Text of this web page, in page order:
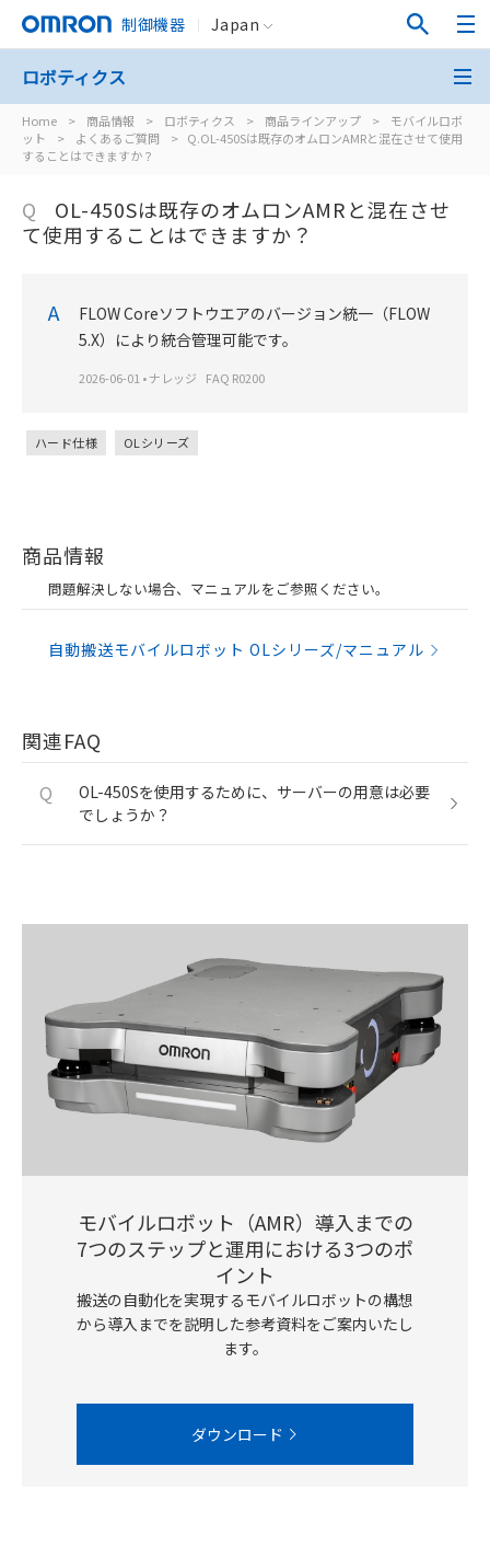
制御機器 Japan
Home > 商品情報 > ロボティクス > 商品ラインアップ >
モバイルロボ
ット
> よくあるご質問 > Q.OL-450Sは既存のオムロンAMRと混在させて使用
することはできますか？
ロボティクス
Q
OL-450Sは既存のオムロンAMRと混在させ
て使用することはできますか？
A
FLOW Coreソフトウエアのバージョン統一（FLOW
5.X）により統合管理可能です。
2026-06-01 •ナレッジ FAQ R0200
ハード仕様 OLシリーズ
商品情報
問題解決しない場合、マニュアルをご参照ください。
自動搬送モバイルロボット OLシリーズ/マニュアル
関連FAQ
Q
OL-450Sを使用するために、サーバーの用意は必要
でしょうか？
モバイルロボット（AMR）導入までの
7つのステップと運用における3つのポ
イント
搬送の自動化を実現するモバイルロボットの構想
から導入までを説明した参考資料をご案内いたし
ます。
ダウンロード